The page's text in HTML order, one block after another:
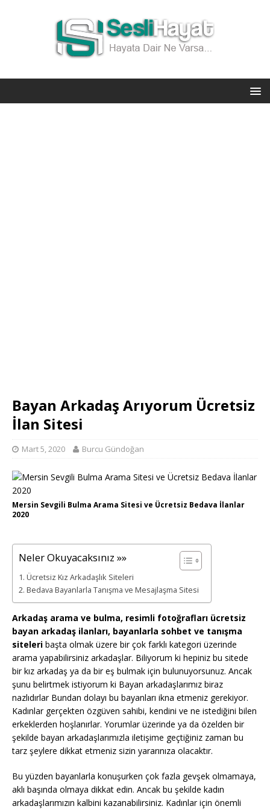
Bayan Arkadaş Arıyorum Ücretsiz
İlan Sitesi
Mart 5, 2020 Burcu Gündoğan
Mersin Sevgili Bulma Arama Sitesi ve Ücretsiz Bedava İlanlar
2020
Neler Okuyacaksınız »»
Ücretsiz Kız Arkadaşlık Siteleri
Bedava Bayanlarla Tanışma ve Mesajlaşma Sitesi
Arkadaş arama ve bulma, resimli fotoğrafları ücretsiz
bayan arkadaş ilanları, bayanlarla sohbet ve tanışma
siteleri başta olmak üzere bir çok farklı kategori üzerinde
arama yapabilirsiniz arkadaşlar. Biliyorum ki hepiniz bu sitede
bir kız arkadaş ya da bir eş bulmak için bulunuyorsunuz. Ancak
şunu belirtmek istiyorum ki Bayan arkadaşlarımız biraz
nazlıdırlar Bundan dolayı bu bayanları ikna etmeniz gerekiyor.
Kadınlar gerçekten özgüven sahibi, kendini ve ne istediğini bilen
erkeklerden hoşlanırlar. Yorumlar üzerinde ya da özelden bir
şekilde bayan arkadaşlarımızla iletişime geçtiğiniz zaman bu
tarz şeylere dikkat etmeniz sizin yararınıza olacaktır.
Bu yüzden bayanlarla konuşurken çok fazla gevşek olmamaya,
aklı başında olmaya dikkat edin. Ancak bu şekilde kadın
arkadaşlarımızın kalbini kazanabilirsiniz. Kadınlar için önemli